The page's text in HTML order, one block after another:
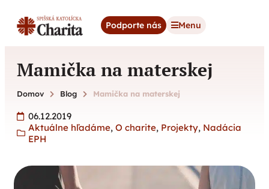
Podporte nás Menu
Mamička na materskej
Domov Blog Mamička na materskej
06.12.2019
Aktuálne hľadáme, O charite, Projekty, Nadácia
EPH